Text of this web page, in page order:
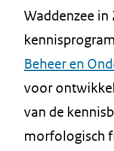
Waddenzee
Beheer en
voor
van de
morfologisch